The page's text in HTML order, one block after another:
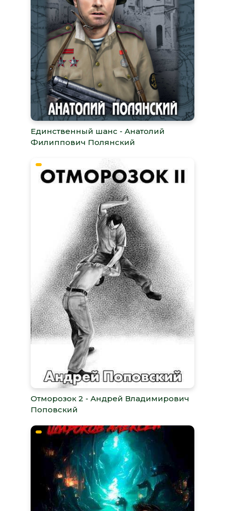
Единственный шанс - Анатолий
Филиппович Полянский
Отморозок 2 - Андрей Владимирович
Поповский